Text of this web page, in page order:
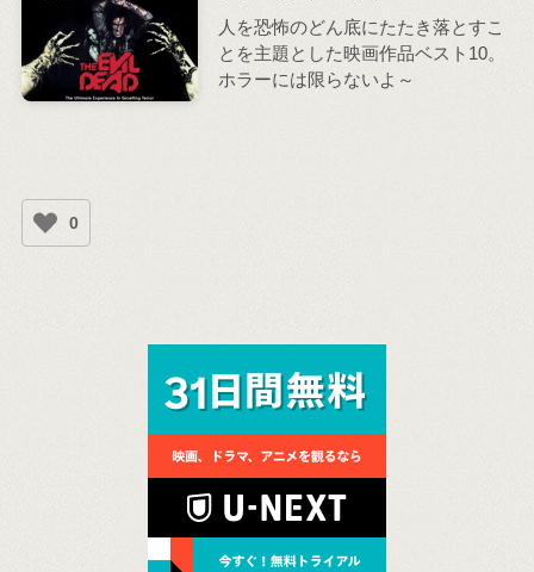
人を恐怖のどん底にたたき落とすこ
とを主題とした映画作品ベスト10。
ホラーには限らないよ～
0